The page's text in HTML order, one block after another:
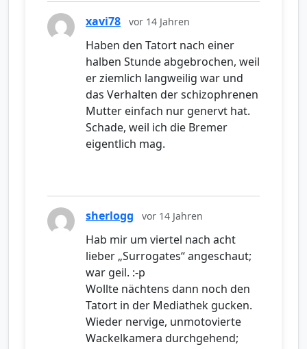
xavi78 vor 14 Jahren
Haben den Tatort nach einer
halben Stunde abgebrochen, weil
er ziemlich langweilig war und
das Verhalten der schizophrenen
Mutter einfach nur genervt hat.
Schade, weil ich die Bremer
eigentlich mag.
sherlogg vor 14 Jahren
Hab mir um viertel nach acht
lieber „Surrogates“ angeschaut;
war geil. :-p
Wollte nächtens dann noch den
Tatort in der Mediathek gucken.
Wieder nervige, unmotovierte
Wackelkamera durchgehend;